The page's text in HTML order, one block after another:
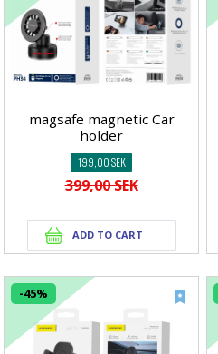
magsafe magnetic Car
holder
199,00 SEK
399,00 SEK
-45%